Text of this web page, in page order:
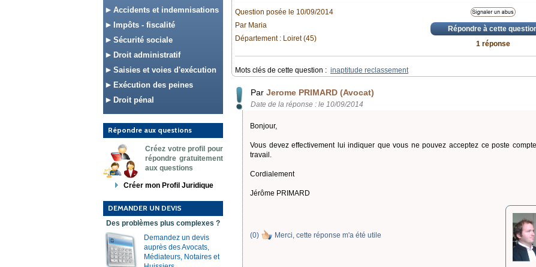
Accidents et indemnisations
Impôts - fiscalité
Sécurité sociale
Droit administratif
Saisies et voies d'exécution
Exécution des peines
Droit pénal
Répondre aux questions
Créez votre profil pour
répondre gratuitement
aux questions
Créer mon Profil Juridique
DEMANDER UN DEVIS
Des problèmes plus complexes ?
Demandez un devis
auprès des Avocats,
Médiateurs, Notaires et
Question posée le 10/09/2014
Par Maria
Département : Loiret (45)
Répondre à cette
1 réponse
Mots clés de cette question : inaptitude reclassement
Par Jerome PRIMARD (Avocat)
Date de la réponse : le 10/09/2014
Bonjour,
Vous devez effectivement lui indiquer que vous ne pouvez acceptez ce poste
travail.
Cordialement
Jérôme PRIMARD
(0) Merci, cette réponse m'a été utile